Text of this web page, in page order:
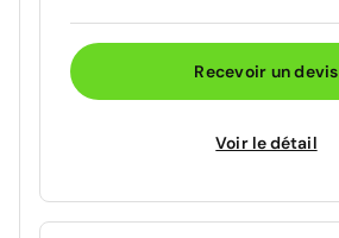
Recevoir un devis
Voir le détail